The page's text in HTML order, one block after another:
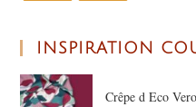
INSPIRATION
Crêpe d Eco